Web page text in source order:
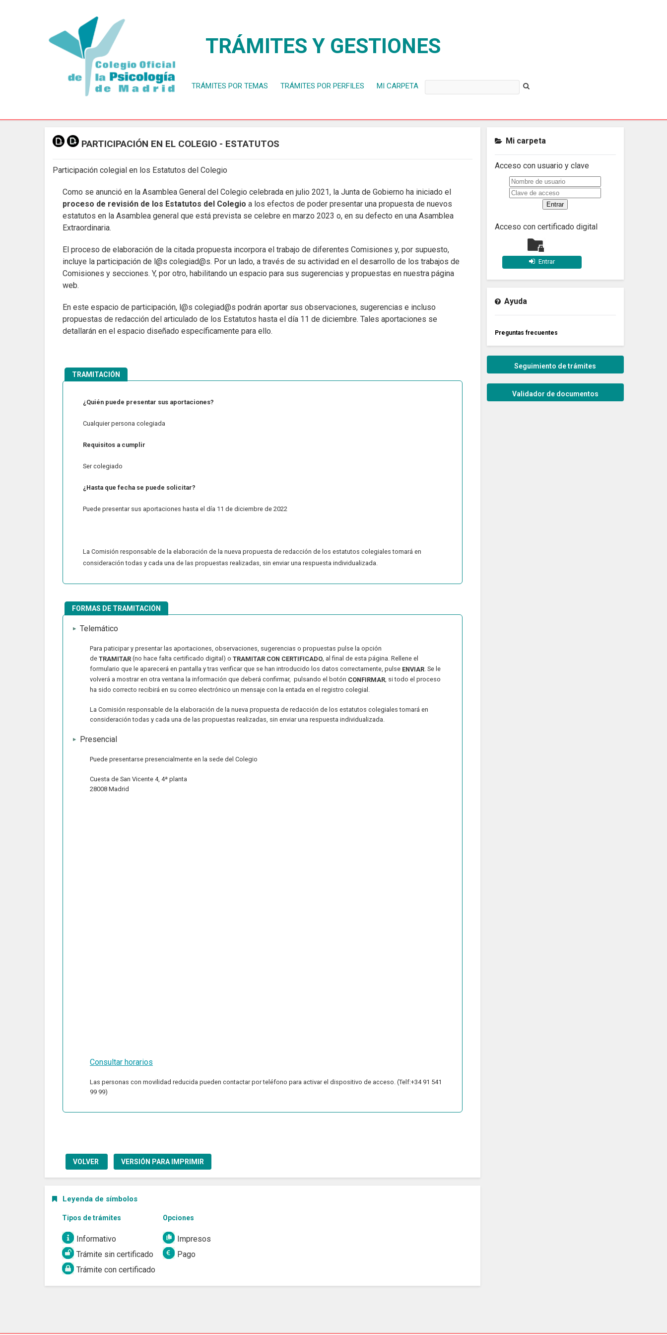
TRÁMITES Y GESTIONES
TRÁMITES POR TEMAS TRÁMITES POR PERFILES MI CARPETA
Mi carpeta
Acceso con usuario y clave
Acceso con certificado digital
Entrar
Ayuda
Preguntas frecuentes
Seguimiento de trámites
Validador de documentos
PARTICIPACIÓN EN EL COLEGIO - ESTATUTOS
Participación colegial en los Estatutos del Colegio
Como se anunció en la Asamblea General del Colegio celebrada en julio 2021, la Junta de Gobierno ha iniciado el
proceso de revisión de los Estatutos del Colegio a los efectos de poder presentar una propuesta de nuevos
estatutos en la Asamblea general que está prevista se celebre en marzo 2023 o, en su defecto en una Asamblea
Extraordinaria.
El proceso de elaboración de la citada propuesta incorpora el trabajo de diferentes Comisiones y, por supuesto,
incluye la participación de l@s colegiad@s. Por un lado, a través de su actividad en el desarrollo de los trabajos de
Comisiones y secciones. Y, por otro, habilitando un espacio para sus sugerencias y propuestas en nuestra página
web.
En este espacio de participación, l@s colegiad@s podrán aportar sus observaciones, sugerencias e incluso
propuestas de redacción del articulado de los Estatutos hasta el día 11 de diciembre. Tales aportaciones se
detallarán en el espacio diseñado específicamente para ello.
TRAMITACIÓN
¿Quién puede presentar sus aportaciones?
Cualquier persona colegiada
Requisitos a cumplir
Ser colegiado
¿Hasta que fecha se puede solicitar?
Puede presentar sus aportaciones hasta el día 11 de diciembre de 2022
La Comisión responsable de la elaboración de la nueva propuesta de redacción de los estatutos colegiales tomará en
consideración todas y cada una de las propuestas realizadas, sin enviar una respuesta individualizada.
FORMAS DE TRAMITACIÓN
Telemático
Para paticipar y presentar las aportaciones, observaciones, sugerencias o propuestas pulse la opción
de TRAMITAR (no hace falta certificado digital) o TRAMITAR CON CERTIFICADO , al final de esta página. Rellene el
formulario que le aparecerá en pantalla y tras verificar que se han introducido los datos correctamente, pulse ENVIAR . Se le
volverá a mostrar en otra ventana la información que deberá confirmar, pulsando el botón CONFIRMAR , si todo el proceso
ha sido correcto recibirá en su correo electrónico un mensaje con la entada en el registro colegial.
La Comisión responsable de la elaboración de la nueva propuesta de redacción de los estatutos colegiales tomará en
consideración todas y cada una de las propuestas realizadas, sin enviar una respuesta individualizada.
Presencial
Puede presentarse presencialmente en la sede del Colegio
Cuesta de San Vicente 4, 4ª planta
28008 Madrid
Consultar horarios
Las personas con movilidad reducida pueden contactar por teléfono para activar el dispositivo de acceso. (Telf:+34 91 541
99 99)
VOLVER VERSIÓN PARA IMPRIMIR
Leyenda de símbolos
Tipos de trámites
Informativo
Trámite sin certificado
Trámite con certificado
Opciones
Impresos
Pago